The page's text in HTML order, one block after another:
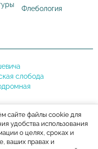
Флебология
слобода
сайте файлы cookie для
удобства использования
о целях, сроках и
ваших правах и